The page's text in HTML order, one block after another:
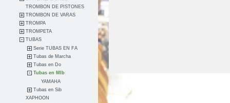
TROMBON DE PISTONES
TROMBON DE VARAS
TROMPA
TROMPETA
TUBAS
Serie TUBAS EN FA
Tubas de Marcha
Tubas en Do
Tubas en MIb
YAMAHA
Tubas en Sib
XAPHOON